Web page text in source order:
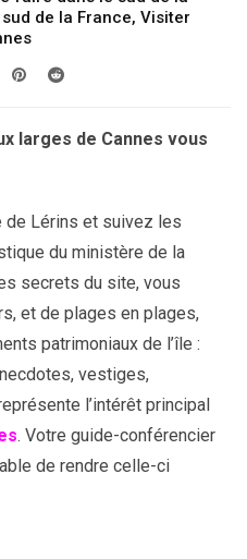
de la France, Visiter
larges de Cannes vous
de Lérins et suivez les
du ministère de la
secrets du site, vous
et de plages en plages,
patrimoniaux de l’île :
vestiges,
l’intérêt principal
. Votre guide-conférencier
de rendre celle-ci